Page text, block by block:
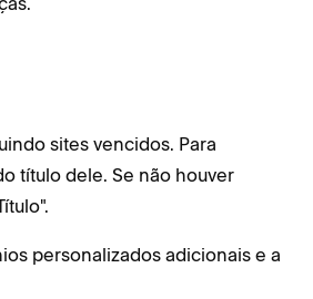
sites vencidos. Para
título dele. Se não houver
personalizados adicionais e a